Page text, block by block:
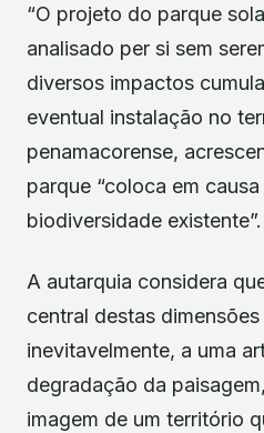
“O projeto do parque
analisado per si sem
diversos impactos
eventual instalação no
penamacorense,
parque “coloca em
biodiversidade existente”.
A autarquia considera
central destas dimensões
inevitavelmente, a uma
degradação da
imagem de um território